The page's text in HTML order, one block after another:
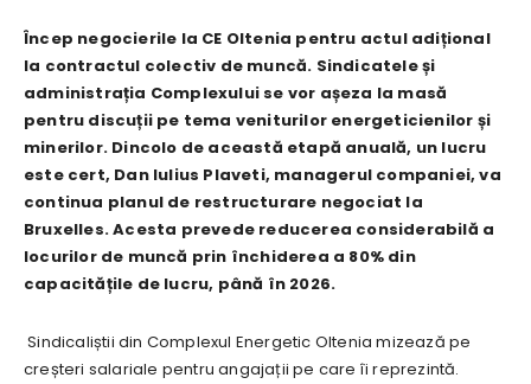
Încep negocierile la CE Oltenia pentru actul adițional
la contractul colectiv de muncă. Sindicatele și
administrația Complexului se vor așeza la masă
pentru discuții pe tema veniturilor energeticienilor și
minerilor. Dincolo de această etapă anuală, un lucru
este cert, Dan Iulius Plaveti, managerul companiei, va
continua planul de restructurare negociat la
Bruxelles. Acesta prevede reducerea considerabilă a
locurilor de muncă prin închiderea a 80% din
capacitățile de lucru, până în 2026.
Sindicaliștii din Complexul Energetic Oltenia mizează pe
creșteri salariale pentru angajații pe care îi reprezintă.